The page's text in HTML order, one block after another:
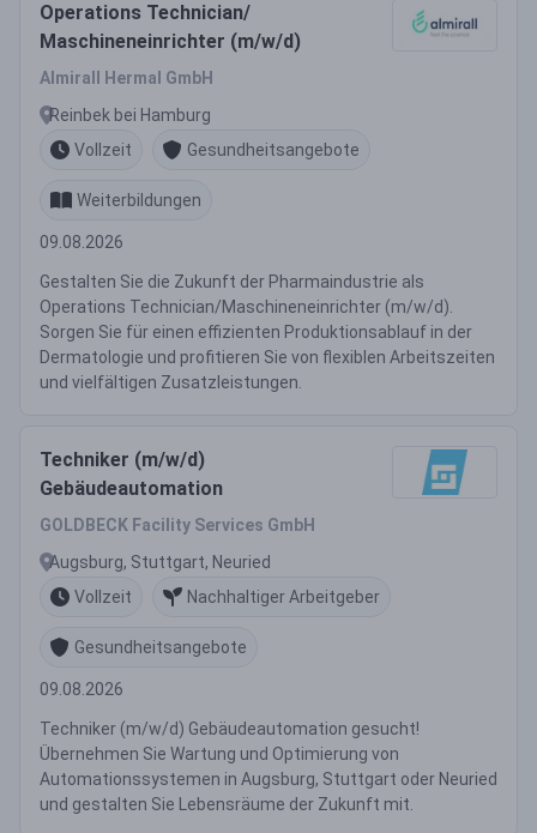
Operations Technician/
Maschineneinrichter (m/w/d)
Almirall Hermal GmbH
Reinbek bei Hamburg
Vollzeit
Gesundheitsangebote
Weiterbildungen
09.08.2026
Gestalten Sie die Zukunft der Pharmaindustrie als
Operations Technician/Maschineneinrichter (m/w/d).
Sorgen Sie für einen effizienten Produktionsablauf in der
Dermatologie und profitieren Sie von flexiblen Arbeitszeiten
und vielfältigen Zusatzleistungen.
Techniker (m/w/d)
Gebäudeautomation
GOLDBECK Facility Services GmbH
Augsburg, Stuttgart, Neuried
Vollzeit
Nachhaltiger Arbeitgeber
Gesundheitsangebote
09.08.2026
Techniker (m/w/d) Gebäudeautomation gesucht!
Übernehmen Sie Wartung und Optimierung von
Automationssystemen in Augsburg, Stuttgart oder Neuried
und gestalten Sie Lebensräume der Zukunft mit.